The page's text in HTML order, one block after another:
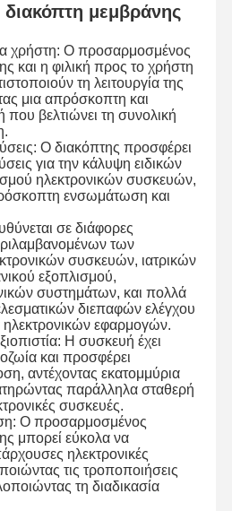
φωτός
θόλου
μεμβράνης
χρήστη: Ο προσαρμοσμένος
και η φιλική προς το χρήστη
τη λειτουργία της
μια απρόσκοπτη και
που βελτιώνει τη συνολική
Ο διακόπτης προσφέρει
για την κάλυψη ειδικών
ηλεκτρονικών συσκευών,
ενσωμάτωση και
σε διάφορες
των
συσκευών, ιατρικών
εξοπλισμού,
συστημάτων, και πολλά
διεπαφών ελέγχου
εφαρμογών.
Η συσκευή έχει
και προσφέρει
αντέχοντας εκατομμύρια
παράλληλα σταθερή
συσκευές.
Ο προσαρμοσμένος
μπορεί εύκολα να
ηλεκτρονικές
τις τροποποιήσεις
τη διαδικασία